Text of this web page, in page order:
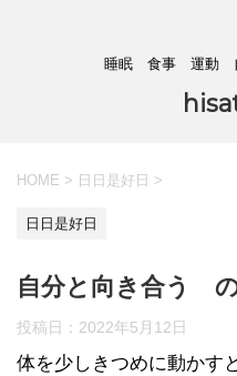
睡眠 食事 運動 自
HOME > 日日是好日 >
日日是好日
自分と向き合う
投稿日： 2022年5月12日
体を少しきつめに動かす